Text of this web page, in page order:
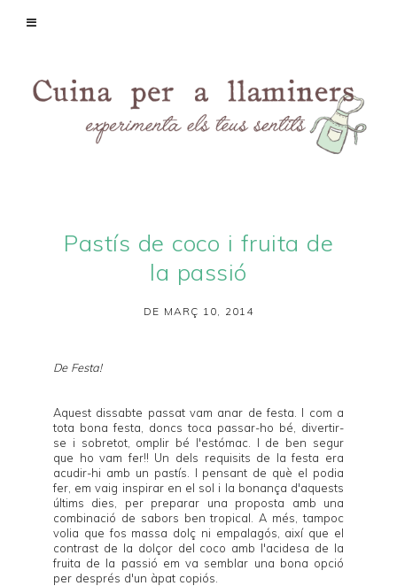
Pastís de coco i fruita de
la passió
DE MARÇ 10, 2014
De Festa!
Aquest dissabte passat vam anar de festa. I com a
tota bona festa, doncs toca passar-ho bé, divertir-
se i sobretot, omplir bé l'estómac. I de ben segur
que ho vam fer!! Un dels requisits de la festa era
acudir-hi amb un pastís. I pensant de què el podia
fer, em vaig inspirar en el sol i la bonança d'aquests
últims dies, per preparar una proposta amb una
combinació de sabors ben tropical. A més, tampoc
volia que fos massa dolç ni empalagós, així que el
contrast de la dolçor del coco amb l'acidesa de la
fruita de la passió em va semblar una bona opció
per després d'un àpat copiós.